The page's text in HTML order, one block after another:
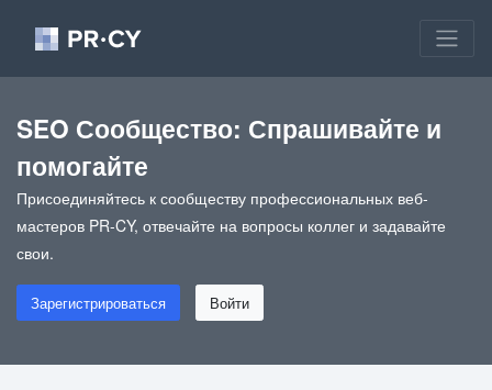
SEO Сообщество: Спрашивайте и
помогайте
Присоединяйтесь к сообществу профессиональных веб-
мастеров PR-CY, отвечайте на вопросы коллег и задавайте
свои.
Зарегистрироваться Войти